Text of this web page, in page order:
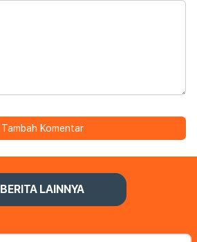
Tambah Komentar
BERITA LAINNYA